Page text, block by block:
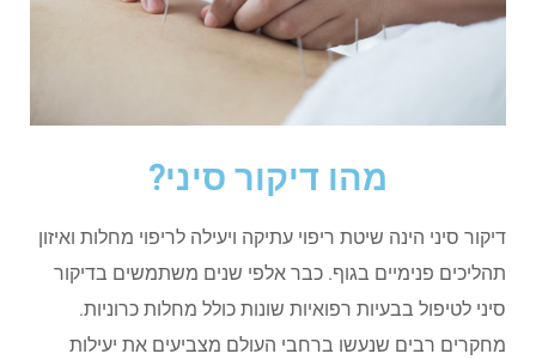
מהו דיקור סיני?
דיקור סיני הינה שיטת ריפוי עתיקה ויעילה לריפוי מחלות ואיזון
תהליכים פנימיים בגוף. כבר אלפי שנים משתמשים בדיקור
סיני לטיפול בבעיות רפואיות שונות כולל מחלות כרוניות.
מחקרים רבים שנעשו ברחבי העולם מצביעים את יעילות